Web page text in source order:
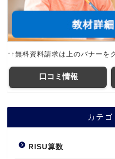
↑↑無料資料請求は上のバナーを
口コミ情報
カテゴ
RISU算数